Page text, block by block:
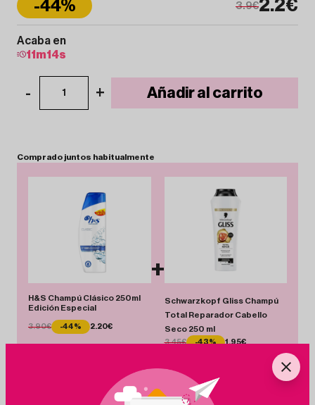
2.2€
-44% 3.9€
Acaba en
11 m13s
- 1 + Añadir al carrito
Comprado juntos habitualmente
H&S Champú Clásico 250ml
Edición Especial
3.90€ -44% 2.20€
+
Schwarzkopf Gliss Champú
Total Reparador Cabello
Seco 250 ml
3.45€ -43% 1.95€
Total 4.15 € Añadir Pack